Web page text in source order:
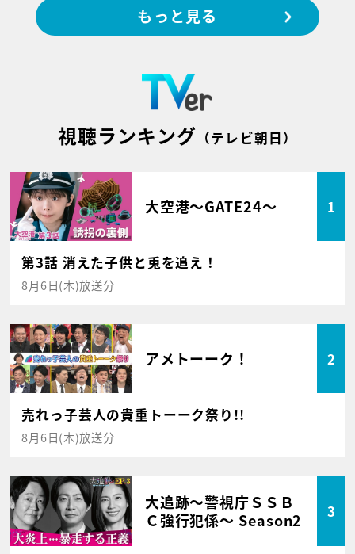
もっと見る
視聴ランキング （テレビ朝日）
大空港～GATE24～ 1
第3話 消えた子供と兎を追え！
8月6日(木)放送分
アメトーーク！ 2
売れっ子芸人の貴重トーーク祭り!!
8月6日(木)放送分
大追跡～警視庁ＳＳＢ
Ｃ強行犯係～ Season2
3